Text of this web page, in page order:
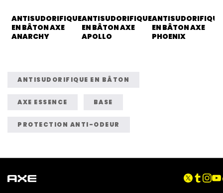
ANTISUDORIFIQUE
EN BÂTON AXE
ANARCHY
ANTISUDORIFIQUE
EN BÂTON AXE
APOLLO
ANTISUDORIFIQUE
EN BÂTON AXE
PHOENIX
ANTISUDORIFIQUE EN BÂTON
AXE ESSENCE BASE
PROTECTION ANTI-ODEUR